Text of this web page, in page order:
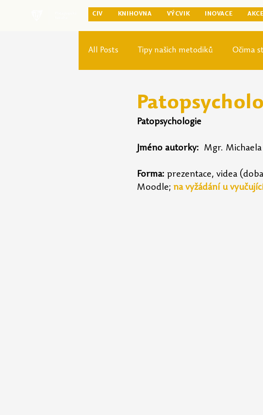
CIV KNIHOVNA VÝCVIK INOVACE
All Posts Tipy našich metodiků Očima
Patopsychologie
Jméno autorky:
Mgr.
Forma: prezentace, videa
Moodle; na vyžádání u